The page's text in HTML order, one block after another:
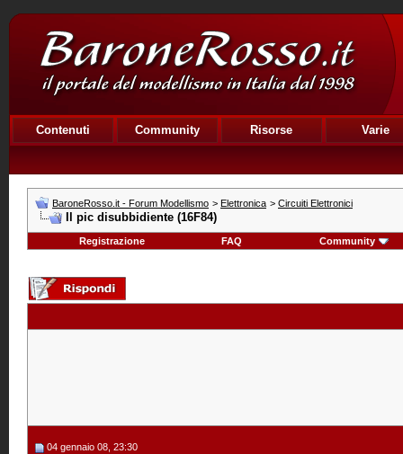
Contenuti Community Risorse Varie
BaroneRosso.it - Forum Modellismo > Elettronica > Circuiti Elettronici
Il pic disubbidiente (16F84)
Registrazione FAQ Community
04 gennaio 08, 23:30